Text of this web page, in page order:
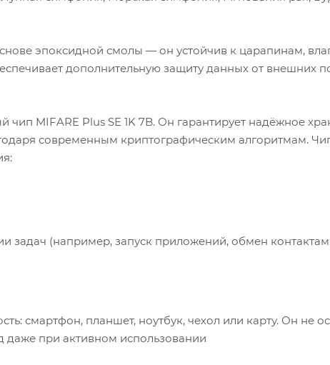
эпоксидной смолы — он устойчив к царапинам,
дополнительную защиту данных от внешних
MIFARE Plus SE 1K 7B. Он гарантирует надёжное
современным криптографическим алгоритмам.
задач (например, запуск приложений, обмен
смартфон, планшет, ноутбук, чехол или карту. Он не
даже при активном использовании